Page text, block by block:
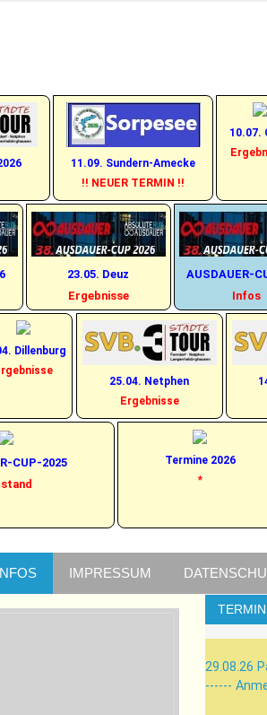
11.09. Sundern-Amecke
!! NEUER TERMIN !!
10.07.
23.05. Deuz
Ergebnisse
AUSDAUER-
Infos
Dillenburg
25.04. Netphen
Ergebnisse
CUP-2025
Termine 2026
*
IMPRESSUM
29.08.26
------